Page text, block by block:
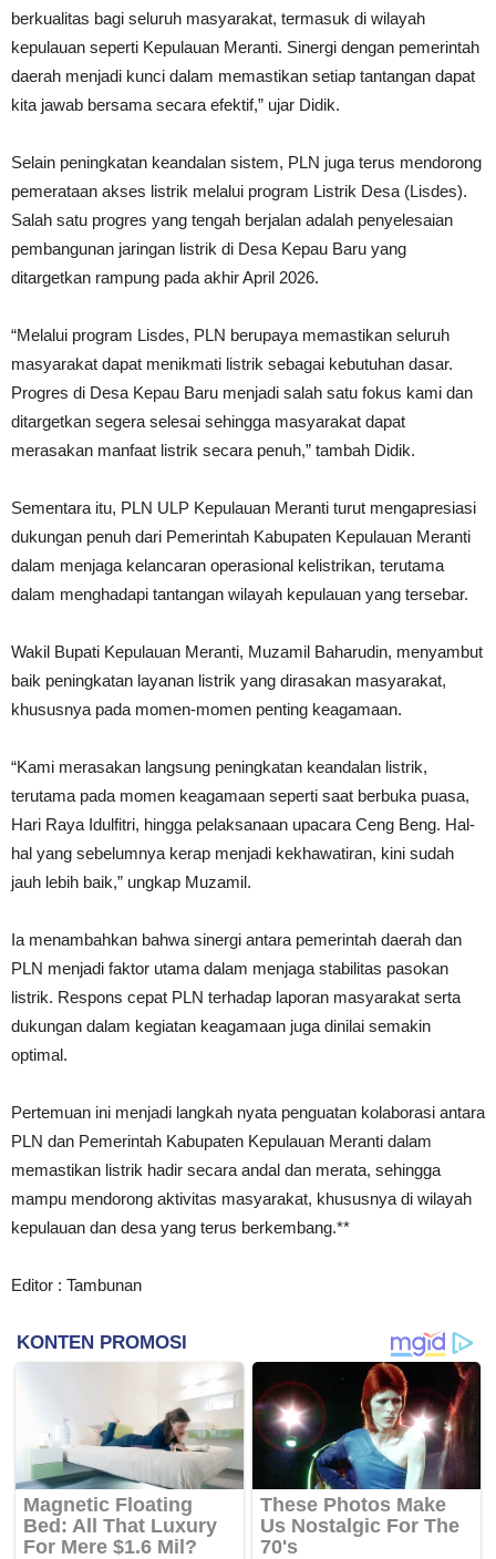
berkualitas bagi seluruh masyarakat, termasuk di wilayah
kepulauan seperti Kepulauan Meranti. Sinergi dengan pemerintah
daerah menjadi kunci dalam memastikan setiap tantangan dapat
kita jawab bersama secara efektif,” ujar Didik.
Selain peningkatan keandalan sistem, PLN juga terus mendorong
pemerataan akses listrik melalui program Listrik Desa (Lisdes).
Salah satu progres yang tengah berjalan adalah penyelesaian
pembangunan jaringan listrik di Desa Kepau Baru yang
ditargetkan rampung pada akhir April 2026.
“Melalui program Lisdes, PLN berupaya memastikan seluruh
masyarakat dapat menikmati listrik sebagai kebutuhan dasar.
Progres di Desa Kepau Baru menjadi salah satu fokus kami dan
ditargetkan segera selesai sehingga masyarakat dapat
merasakan manfaat listrik secara penuh,” tambah Didik.
Sementara itu, PLN ULP Kepulauan Meranti turut mengapresiasi
dukungan penuh dari Pemerintah Kabupaten Kepulauan Meranti
dalam menjaga kelancaran operasional kelistrikan, terutama
dalam menghadapi tantangan wilayah kepulauan yang tersebar.
Wakil Bupati Kepulauan Meranti, Muzamil Baharudin, menyambut
baik peningkatan layanan listrik yang dirasakan masyarakat,
khususnya pada momen-momen penting keagamaan.
“Kami merasakan langsung peningkatan keandalan listrik,
terutama pada momen keagamaan seperti saat berbuka puasa,
Hari Raya Idulfitri, hingga pelaksanaan upacara Ceng Beng. Hal-
hal yang sebelumnya kerap menjadi kekhawatiran, kini sudah
jauh lebih baik,” ungkap Muzamil.
Ia menambahkan bahwa sinergi antara pemerintah daerah dan
PLN menjadi faktor utama dalam menjaga stabilitas pasokan
listrik. Respons cepat PLN terhadap laporan masyarakat serta
dukungan dalam kegiatan keagamaan juga dinilai semakin
optimal.
Pertemuan ini menjadi langkah nyata penguatan kolaborasi antara
PLN dan Pemerintah Kabupaten Kepulauan Meranti dalam
memastikan listrik hadir secara andal dan merata, sehingga
mampu mendorong aktivitas masyarakat, khususnya di wilayah
kepulauan dan desa yang terus berkembang.**
Editor : Tambunan